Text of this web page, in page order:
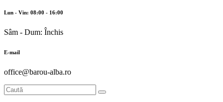
Lun - Vin: 08:00 - 16:00
Sâm - Dum: Închis
E-mail
office@barou-alba.ro